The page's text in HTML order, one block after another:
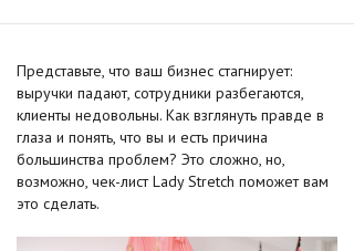
Представьте, что ваш бизнес стагнирует:
выручки падают, сотрудники разбегаются,
клиенты недовольны. Как взглянуть правде в
глаза и понять, что вы и есть причина
большинства проблем? Это сложно, но,
возможно, чек-лист Lady Stretch поможет вам
это сделать.